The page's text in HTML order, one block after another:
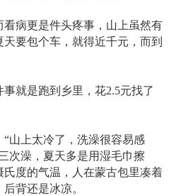
病更是件头疼事，山上虽然有
要包个车，就得近千元，而到
就是跑到乡里，花2.5元找了
山上太冷了，洗澡很容易感
次澡，夏天多是用湿毛巾擦
度的气温，人在蒙古包里凑着
背还是冰凉。